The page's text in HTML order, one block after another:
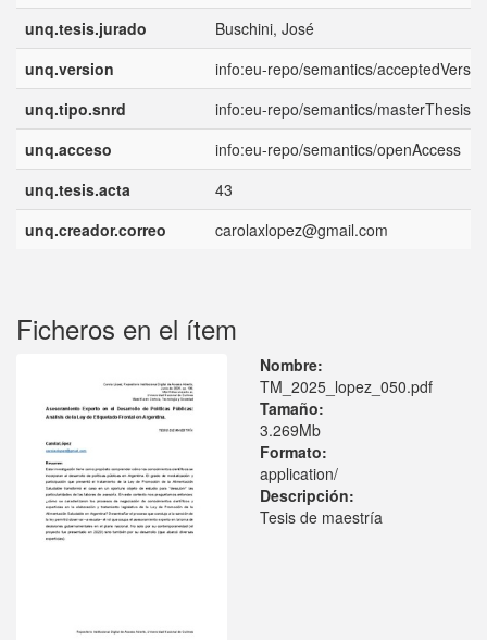
unq.tesis.jurado
Buschini, José
unq.version
info:eu-repo/semantics/
unq.tipo.snrd
info:eu-repo/semantics/masterThesis
unq.acceso
info:eu-repo/semantics/openAccess
unq.tesis.acta
43
unq.creador.correo
carolaxlopez@gmail.com
Ficheros en el ítem
Nombre:
TM_2025_lopez_050.pdf
Tamaño:
3.269Mb
Formato:
application/
Descripción:
Tesis de maestría